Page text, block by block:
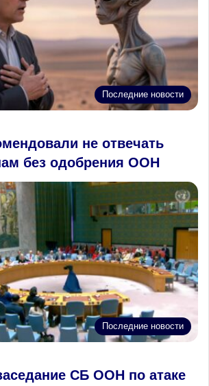
Последние новости
не отвечать
без одобрения ООН
Последние новости
СБ ООН по атаке